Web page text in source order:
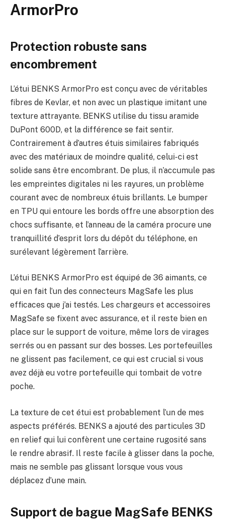
ArmorPro
Protection robuste sans
encombrement
L’étui BENKS ArmorPro est conçu avec de véritables
fibres de Kevlar, et non avec un plastique imitant une
texture attrayante. BENKS utilise du tissu aramide
DuPont 600D, et la différence se fait sentir.
Contrairement à d’autres étuis similaires fabriqués
avec des matériaux de moindre qualité, celui-ci est
solide sans être encombrant. De plus, il n’accumule pas
les empreintes digitales ni les rayures, un problème
courant avec de nombreux étuis brillants. Le bumper
en TPU qui entoure les bords offre une absorption des
chocs suffisante, et l’anneau de la caméra procure une
tranquillité d’esprit lors du dépôt du téléphone, en
surélevant légèrement l’arrière.
L’étui BENKS ArmorPro est équipé de 36 aimants, ce
qui en fait l’un des connecteurs MagSafe les plus
efficaces que j’ai testés. Les chargeurs et accessoires
MagSafe se fixent avec assurance, et il reste bien en
place sur le support de voiture, même lors de virages
serrés ou en passant sur des bosses. Les portefeuilles
ne glissent pas facilement, ce qui est crucial si vous
avez déjà eu votre portefeuille qui tombait de votre
poche.
La texture de cet étui est probablement l’un de mes
aspects préférés. BENKS a ajouté des particules 3D
en relief qui lui confèrent une certaine rugosité sans
le rendre abrasif. Il reste facile à glisser dans la poche,
mais ne semble pas glissant lorsque vous vous
déplacez d’une main.
Support de bague MagSafe BENKS